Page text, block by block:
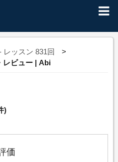
レッスン 831回
レビュー | Abi
)
価